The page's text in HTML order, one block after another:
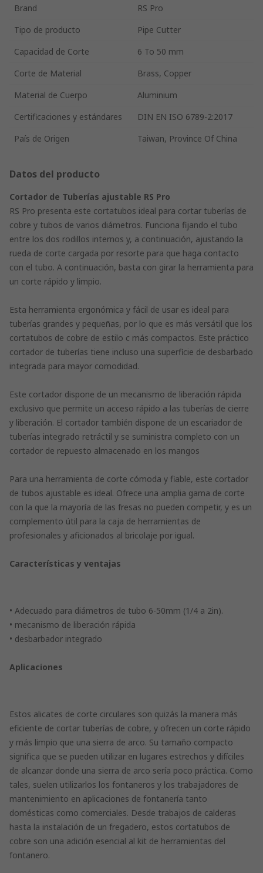
Brand
RS Pro
Tipo de producto
Pipe Cutter
Capacidad de Corte
6 To 50 mm
Corte de Material
Brass, Copper
Material de Cuerpo
Aluminium
Certificaciones y estándares
DIN EN ISO 6789-2:2017
País de Origen
Taiwan, Province Of China
Datos del producto
Cortador de Tuberías ajustable RS Pro
RS Pro presenta este cortatubos ideal para cortar tuberías de
cobre y tubos de varios diámetros. Funciona fijando el tubo
entre los dos rodillos internos y, a continuación, ajustando la
rueda de corte cargada por resorte para que haga contacto
con el tubo. A continuación, basta con girar la herramienta para
un corte rápido y limpio.
Esta herramienta ergonómica y fácil de usar es ideal para
tuberías grandes y pequeñas, por lo que es más versátil que los
cortatubos de cobre de estilo c más compactos. Este práctico
cortador de tuberías tiene incluso una superficie de desbarbado
integrada para mayor comodidad.
Este cortador dispone de un mecanismo de liberación rápida
exclusivo que permite un acceso rápido a las tuberías de cierre
y liberación. El cortador también dispone de un escariador de
tuberías integrado retráctil y se suministra completo con un
cortador de repuesto almacenado en los mangos
Para una herramienta de corte cómoda y fiable, este cortador
de tubos ajustable es ideal. Ofrece una amplia gama de corte
con la que la mayoría de las fresas no pueden competir, y es un
complemento útil para la caja de herramientas de
profesionales y aficionados al bricolaje por igual.
Características y ventajas
• Adecuado para diámetros de tubo 6-50mm (1/4 a 2in).
• mecanismo de liberación rápida
• desbarbador integrado
Aplicaciones
Estos alicates de corte circulares son quizás la manera más
eficiente de cortar tuberías de cobre, y ofrecen un corte rápido
y más limpio que una sierra de arco. Su tamaño compacto
significa que se pueden utilizar en lugares estrechos y difíciles
de alcanzar donde una sierra de arco sería poco práctica. Como
tales, suelen utilizarlos los fontaneros y los trabajadores de
mantenimiento en aplicaciones de fontanería tanto
domésticas como comerciales. Desde trabajos de calderas
hasta la instalación de un fregadero, estos cortatubos de
cobre son una adición esencial al kit de herramientas del
fontanero.